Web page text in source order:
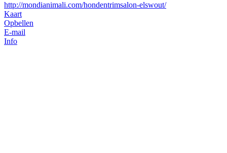
http://mondianimali.com/hondentrimsalon-elswout/
Kaart
Opbellen
E-mail
Info